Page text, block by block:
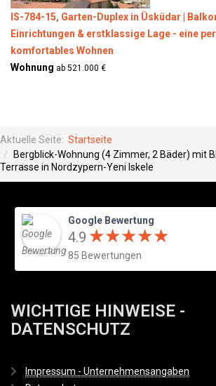
IS-784-15, Garten-Duplex in Üsküdar |
Einrichtungen & erstklassige Lage - eine
komfortables Wohnen
Wohnung ab 521.000 €
Aktuelle Seite: Startseite
Bergblick-Wohnung (4 Zimmer, 2 Bäder) mit
Terrasse in Nordzypern-Yeni Iskele
Google Bewertung
4.9 ★★★★★
★★★★★
85 Bewertungen
WICHTIGE HINWEISE -
DATENSCHUTZ
Impressum - Unternehmensangaben